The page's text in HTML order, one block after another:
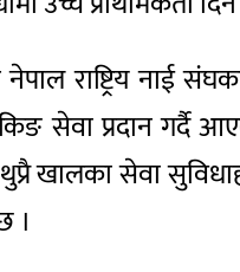
राष्ट्रिय नाई
सेवा प्रदान गर्दै
खालका सेवा
।